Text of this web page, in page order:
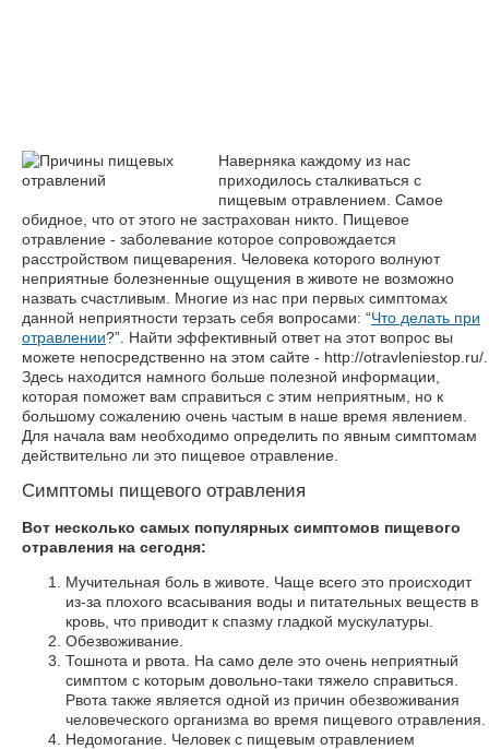
Наверняка каждому из нас
приходилось сталкиваться с
пищевым отравлением. Самое
обидное, что от этого не застрахован никто. Пищевое
отравление - заболевание которое сопровождается
расстройством пищеварения. Человека которого волнуют
неприятные болезненные ощущения в животе не возможно
назвать счастливым. Многие из нас при первых симптомах
данной неприятности терзать себя вопросами: “Что делать при
отравлении?”. Найти эффективный ответ на этот вопрос вы
можете непосредственно на этом сайте - http://otravleniestop.ru/.
Здесь находится намного больше полезной информации,
которая поможет вам справиться с этим неприятным, но к
большому сожалению очень частым в наше время явлением.
Для начала вам необходимо определить по явным симптомам
действительно ли это пищевое отравление.
Симптомы пищевого отравления
Вот несколько самых популярных симптомов пищевого
отравления на сегодня:
Мучительная боль в животе. Чаще всего это происходит
из-за плохого всасывания воды и питательных веществ в
кровь, что приводит к спазму гладкой мускулатуры.
Обезвоживание.
Тошнота и рвота. На само деле это очень неприятный
симптом с которым довольно-таки тяжело справиться.
Рвота также является одной из причин обезвоживания
человеческого организма во время пищевого отравления.
Недомогание. Человек с пищевым отравлением